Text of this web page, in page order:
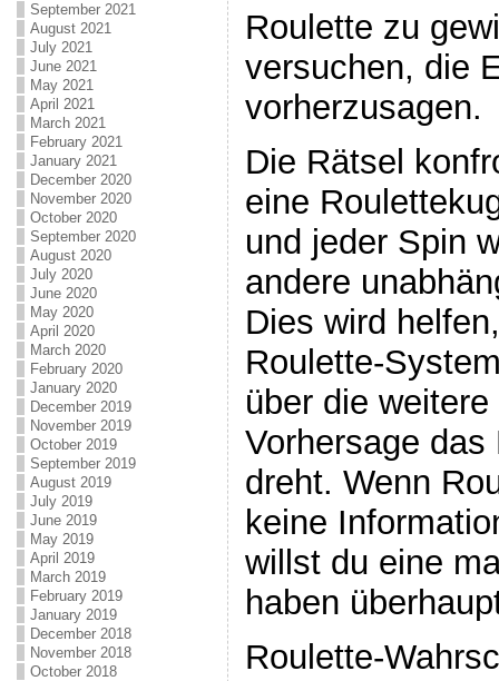
September 2021
August 2021
July 2021
June 2021
May 2021
April 2021
March 2021
February 2021
January 2021
December 2020
November 2020
October 2020
September 2020
August 2020
July 2020
June 2020
May 2020
April 2020
March 2020
February 2020
January 2020
December 2019
November 2019
October 2019
September 2019
August 2019
July 2019
June 2019
May 2019
April 2019
March 2019
February 2019
January 2019
December 2018
November 2018
October 2018
Roulette zu
versuchen, die
vorherzusagen.
Die Rätsel
eine
und jeder Spin
andere
Dies wird
Roulette-
über die
Vorhersage
dreht. Wenn
keine
willst du eine
haben
Roulette-